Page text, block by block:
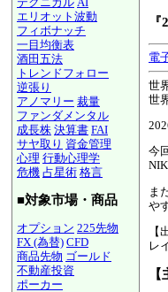
エリオット波動
フィボナッチ
一目均衡表
酒田五法
トレンドフォロー
逆張り
アノマリー 裁量
ファンダメンタル
成長株 決算書 FAI
サヤ取り 資金管理
心理 行動心理学
危機 占星術 格言
■対象市場・商品
オプション 225先物
FX (為替) CFD
商品先物 ゴールド
不動産投資
ポーカー
電
世
世
今
ま
や
【
レ